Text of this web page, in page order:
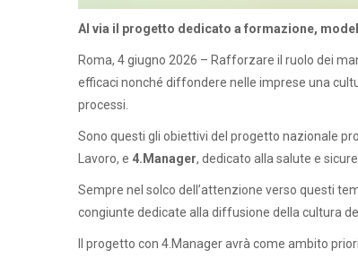
Al via il progetto dedicato a formazione,
Roma, 4 giugno 2026 – Rafforzare il ruolo dei
efficaci nonché diffondere nelle imprese una
processi.
Sono questi gli obiettivi del progetto nazionale
Lavoro, e 4.Manager, dedicato alla salute e
Sempre nel solco dell’attenzione verso questi
congiunte dedicate alla diffusione della cultura
Il progetto con 4.Manager avrà come ambito